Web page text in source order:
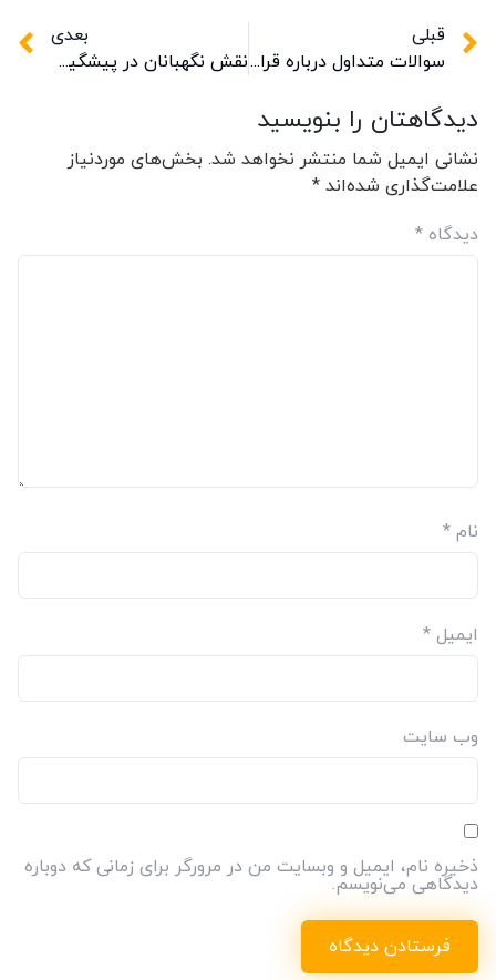
قبلی
سوالات متداول درباره قرارداد با مؤسسات حفاظتی
بعدی
نقش نگهبانان در پیشگیری از وقوع حوادث و سوانح
دیدگاهتان را بنویسید
نشانی ایمیل شما منتشر نخواهد شد. بخش‌های موردنیاز
علامت‌گذاری شده‌اند *
دیدگاه *
نام *
ایمیل *
وب‌ سایت
ذخیره نام، ایمیل و وبسایت من در مرورگر برای زمانی که دوباره
دیدگاهی می‌نویسم.